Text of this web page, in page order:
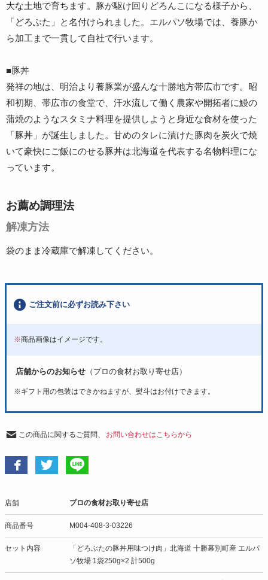
大な土地で育ちます。豚が駆け回りどろんこになる様子から、
「どろぶた」と名付けられました。エルパソ牧場では、養豚か
ら加工まで一貫して自社で行います。
■豚丼
発祥の地は、明治より養豚業が盛んな十勝地方帯広市です。昭
和初期、帯広市の食堂で、汗水流して働く農家や開拓者に鰻の
蒲焼のようなスタミナ料理を提供しようと身近な食材を使った
「豚丼」が誕生しました。甘めのタレに漬けた豚肉を炭火で焼
いて豪快にご飯にのせる豚丼は北海道を代表する名物料理にな
っています。
お薦め調理法
解凍方法
袋のまま冷蔵庫で解凍してください。
ご注文前に必ずお読み下さい
※商品画像はイメージです。
店舗からのお知らせ （プロの食材お取り寄せ店）
※ギフト用の包装はできかねますが、熨斗はお付けできます。
この商品に関するご質問、 お問い合わせはこちらから
店舗 プロの食材お取り寄せ店
商品番号 M004-408-3-03226
セット内容
「どろぶたの豚丼用味つけ肉」北海道 十勝幕別町産 エルパ
ソ牧場 1袋250g×2 計500g